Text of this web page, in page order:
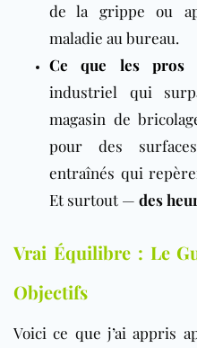
de la grippe ou
maladie au bureau.
Ce que les pros
industriel qui
magasin de
pour des
entraînés qui
Et surtout — des
Vrai Équilibre : Le
Objectifs
Voici ce que j’ai appris